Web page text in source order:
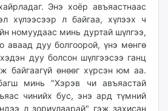
Энэ хоёр авъяастнаас
хүлээсээр л байгаа, хүлээх ч
номуудаас минь дуртай шүлгээ,
аваад дуу болгоорой, үнэ мөнгө
дуу болсон шүлгээсээ ганц
байгаагүй өнөөг хүрсэн юм аа.
минь "Хэрэв чи авъяастай
чинийх бус, энэ ард түмний
л зориулаарай" гэж захисан